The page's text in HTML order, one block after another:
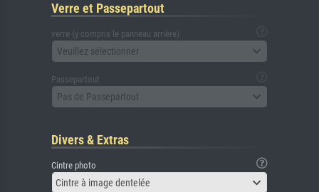
Verre et Passepartout
verre (y compris le panneau arrière)
Veuillez sélectionner
Passepartout
Pas de Passepartout
Divers & Extras
Cintre photo
Cintre à image dentelée